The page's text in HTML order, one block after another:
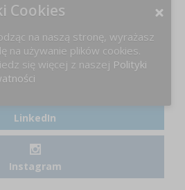
Facebook
LinkedIn
Instagram
Cookies
na naszą stronę, wyrażasz
na używanie plików cookies.
się więcej z naszej Polityki